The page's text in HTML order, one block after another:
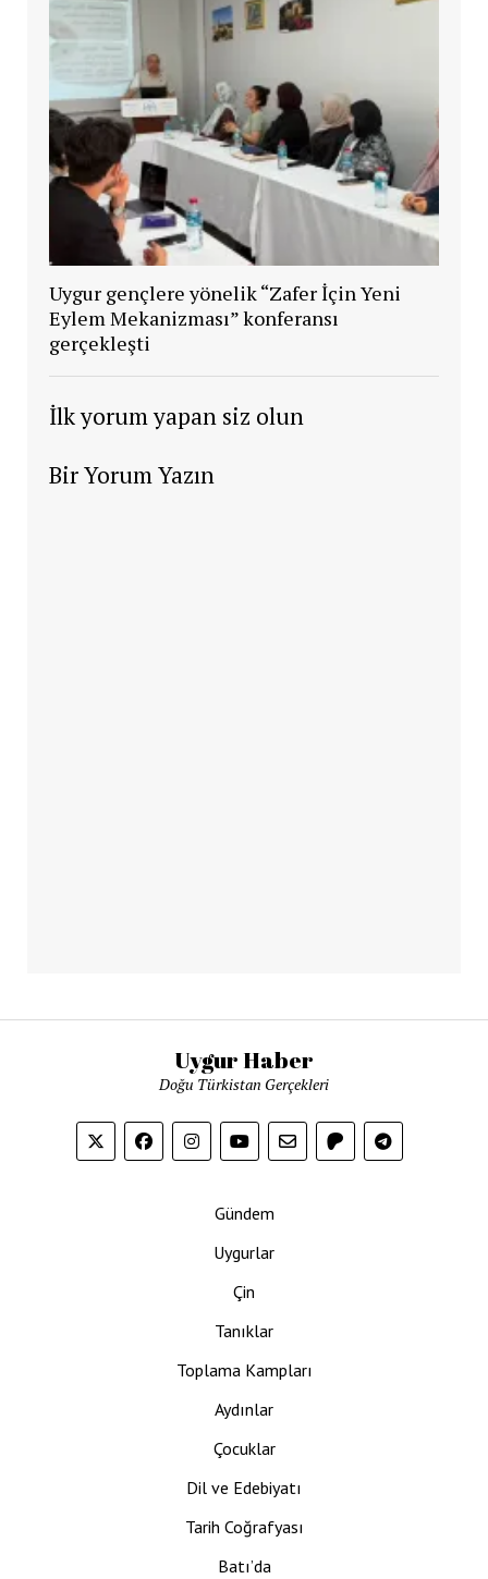
Uygur gençlere yönelik “Zafer İçin Yeni
Eylem Mekanizması” konferansı
gerçekleşti
İlk yorum yapan siz olun
Bir Yorum Yazın
Uygur Haber
Doğu Türkistan Gerçekleri
Gündem
Uygurlar
Çin
Tanıklar
Toplama Kampları
Aydınlar
Çocuklar
Dil ve Edebiyatı
Tarih Coğrafyası
Batı’da